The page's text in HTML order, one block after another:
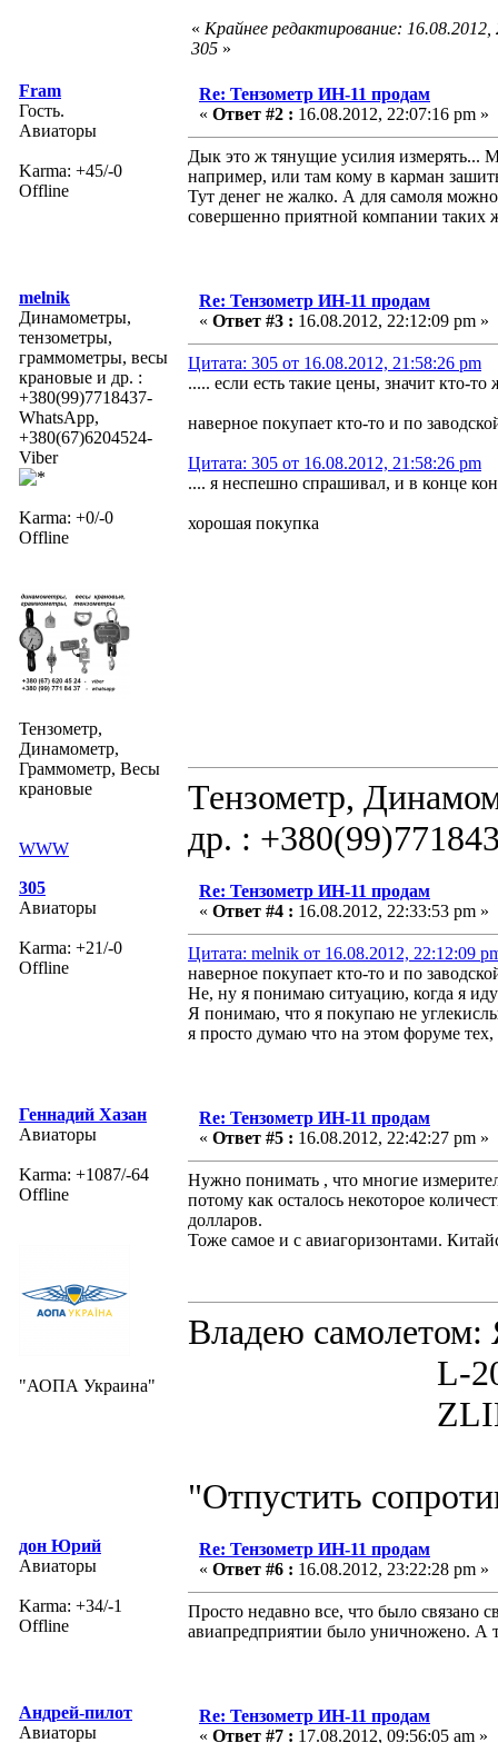
« Крайнее редактирование:
305 »
Fram
Гость.
Авиаторы
Karma: +45/-0
Offline
Re: Тензометр ИН-11 продам
« Ответ #2 : 16.08.2012, 22:07:16 pm »
Дык это ж тянущие усилия измерять...
например, или там кому в карман
Тут денег не жалко. А для самоля
совершенно приятной компании
melnik
Динамометры,
тензометры,
граммометры, весы
крановые и др. :
+380(99)7718437-
WhatsApp,
+380(67)6204524-
Viber
Karma: +0/-0
Offline
Тензометр,
Динамометр,
Граммометр, Весы
крановые
WWW
Re: Тензометр ИН-11 продам
« Ответ #3 : 16.08.2012, 22:12:09 pm »
Цитата: 305 от 16.08.2012, 21:58:26 pm
..... если есть такие цены, значит кто-
наверное покупает кто-то и по
Цитата: 305 от 16.08.2012, 21:58:26 pm
.... я неспешно спрашивал, и в конце
хорошая покупка
Тензометр,
др. :
305
Авиаторы
Karma: +21/-0
Offline
Re: Тензометр ИН-11 продам
« Ответ #4 : 16.08.2012, 22:33:53 pm »
Цитата: melnik от 16.08.2012, 22:12:09
наверное покупает кто-то и по
Не, ну я понимаю ситуацию, когда я
Я понимаю, что я покупаю не
я просто думаю что на этом форуме
Геннадий Хазан
Авиаторы
Karma: +1087/-64
Offline
"АОПА Украина"
Re: Тензометр ИН-11 продам
« Ответ #5 : 16.08.2012, 22:42:27 pm »
Нужно понимать , что многие
потому как осталось некоторое
долларов.
Тоже самое и с авиагоризонтами.
Владею
L-200D
ZLIN 526
"Отпустить
дон Юрий
Авиаторы
Karma: +34/-1
Offline
Re: Тензометр ИН-11 продам
« Ответ #6 : 16.08.2012, 23:22:28 pm »
Просто недавно все, что было связано
авиапредприятии было уничножено. А
Андрей-пилот
Авиаторы
Re: Тензометр ИН-11 продам
« Ответ #7 : 17.08.2012, 09:56:05 am »